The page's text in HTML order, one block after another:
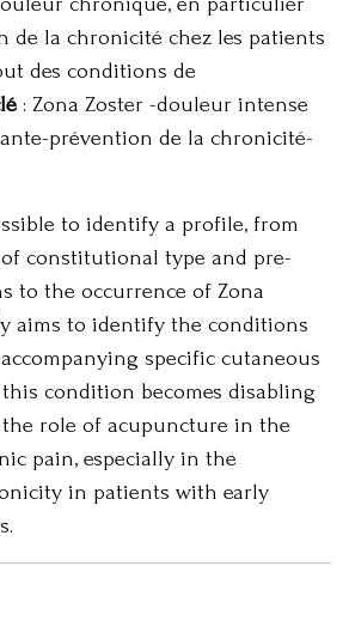
de la chronicité chez les patients
des conditions de
: Zona Zoster -douleur intense
prévention de la chronicité-
to identify a profile, from
constitutional type and pre-
to the occurrence of Zona
aims to identify the conditions
specific cutaneous
condition becomes disabling
role of acupuncture in the
pain, especially in the
in patients with early